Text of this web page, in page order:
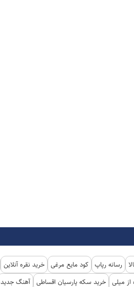
رسانه رپاپ کود مایع مرغی خرید نقره آنلاین
میلی خرید سکه پارسیان اقساطی آهنگ جدید